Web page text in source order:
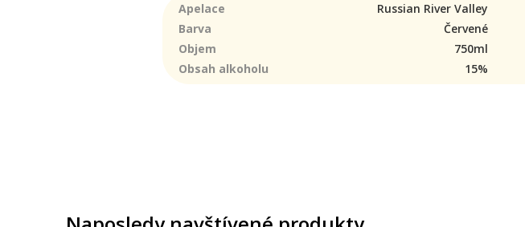
Apelace Russian River Valley
Barva
Červené
Objem
750ml
Obsah alkoholu
15%